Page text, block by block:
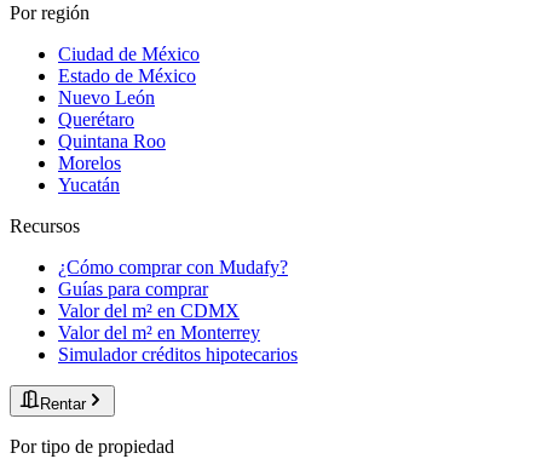
Por región
Ciudad de México
Estado de México
Nuevo León
Querétaro
Quintana Roo
Morelos
Yucatán
Recursos
¿Cómo comprar con Mudafy?
Guías para comprar
Valor del m² en CDMX
Valor del m² en Monterrey
Simulador créditos hipotecarios
Rentar
Por tipo de propiedad